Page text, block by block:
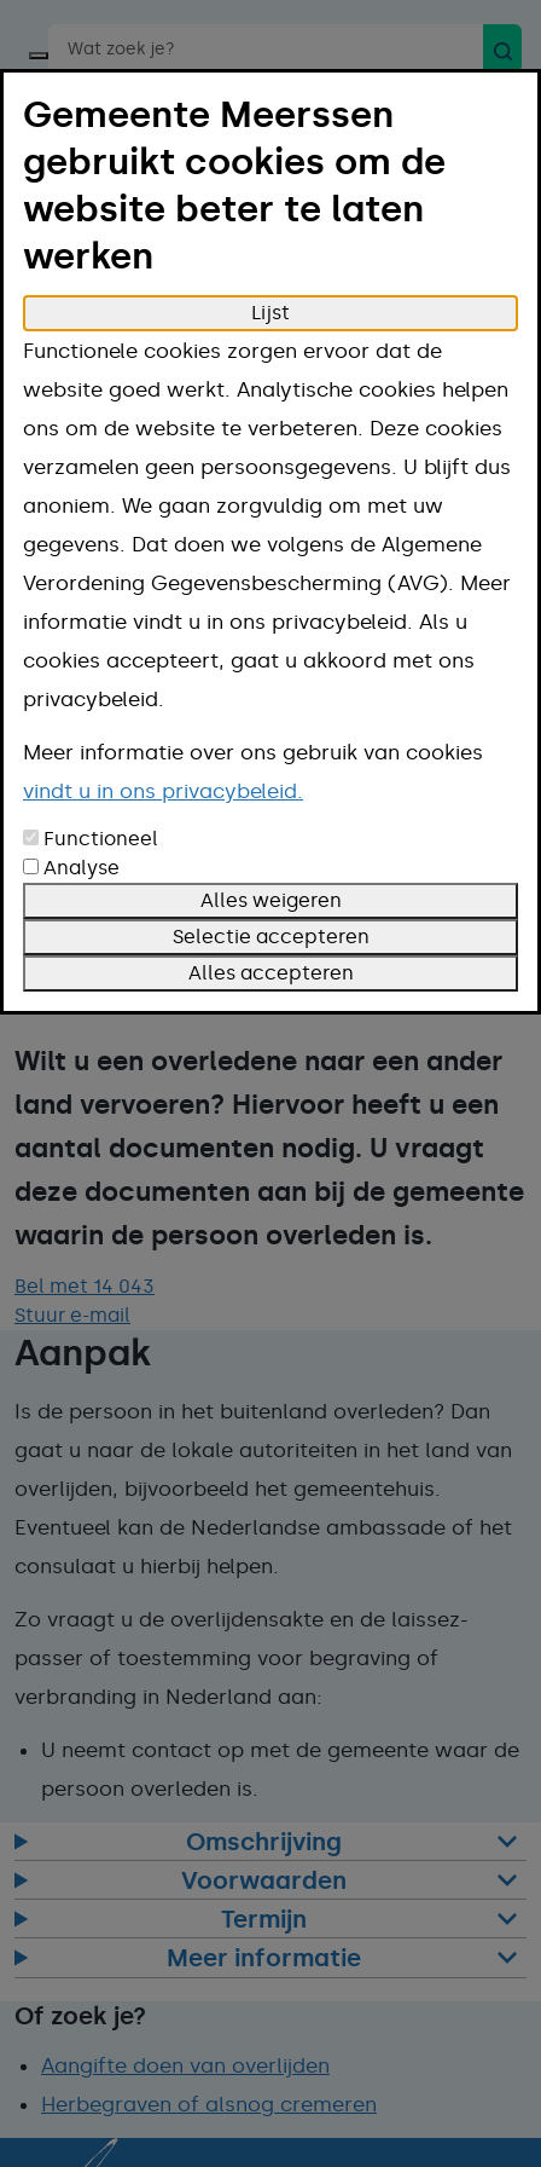
Start een spraakopdracht
Menu
Home Regelen
Geboorte en overlijden
Overlijden
Stoffelijk overschot naar een ander land
vervoeren
Stoffelijk
overschot naar
een ander land
vervoeren
Aanpak
Omschrijving
Voorwaarden
Meer informatie
Wilt u een overledene naar een ander
land vervoeren? Hiervoor heeft u een
aantal documenten nodig. U vraagt
deze documenten aan bij de gemeente
waarin de persoon overleden is.
Bel met 14 043
Stuur e-mail
Aanpak
Is de persoon in het buitenland overleden? Dan
gaat u naar de lokale autoriteiten in het land van
overlijden, bijvoorbeeld het gemeentehuis.
Eventueel kan de Nederlandse ambassade of het
consulaat u hierbij helpen.
Zo vraagt u de overlijdensakte en de laissez-
passer of toestemming voor begraving of
verbranding in Nederland aan:
U neemt contact op met de gemeente waar de
persoon overleden is.
Omschrijving
Voorwaarden
Termijn
Meer informatie
Of zoek je?
Aangifte doen van overlijden
Herbegraven of alsnog cremeren
Gemeente Meerssen
gebruikt cookies om de
website beter te laten
werken
Lijst
Functionele cookies zorgen ervoor dat de
website goed werkt. Analytische cookies helpen
ons om de website te verbeteren. Deze cookies
verzamelen geen persoonsgegevens. U blijft dus
anoniem. We gaan zorgvuldig om met uw
gegevens. Dat doen we volgens de Algemene
Verordening Gegevensbescherming (AVG). Meer
informatie vindt u in ons privacybeleid. Als u
cookies accepteert, gaat u akkoord met ons
privacybeleid.
Meer informatie over ons gebruik van cookies
vindt u in ons privacybeleid.
Functioneel
Analyse
Alles weigeren
Selectie accepteren
Alles accepteren